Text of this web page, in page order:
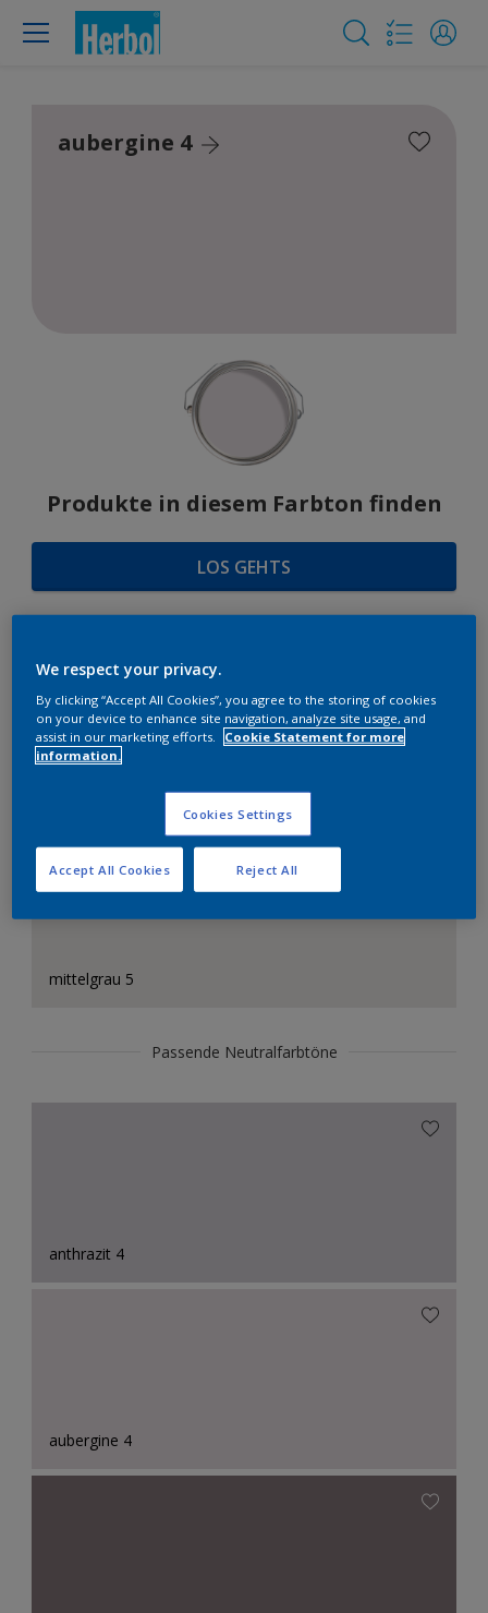
aubergine 4
Produkte in diesem Farbton finden
LOS GEHTS
FARBAUSWAHL
mittelgrau 5
Passende Neutralfarbtöne
anthrazit 4
aubergine 4
We respect your privacy.
By clicking “Accept All Cookies”, you agree to the storing of cookies
on your device to enhance site navigation, analyze site usage, and
assist in our marketing efforts.
Cookie Statement for more
information.
Cookies Settings
Reject All
Accept All Cookies